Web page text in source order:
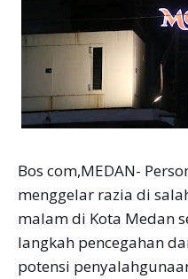
Bos com,MEDAN-
menggelar razia di
malam di Kota Medan
langkah pencegahan
potensi